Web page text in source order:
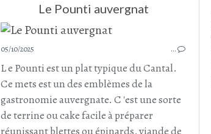
Le Pounti auvergnat
05/10/2025 …
L e Pounti est un plat typique du Cantal.
Ce mets est un des emblèmes de la
gastronomie auvergnate. C 'est une sorte
de terrine ou cake facile à préparer
réunissant blettes ou épinards, viande de
TERRINE
TERRINE SALÉE
TERRINE ALSACIENNE